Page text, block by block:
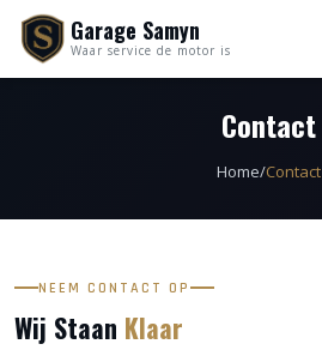
Garage Samyn
Waar service de motor is
Contact
Home/Contact
NEEM CONTACT OP
Wij Staan Klaar